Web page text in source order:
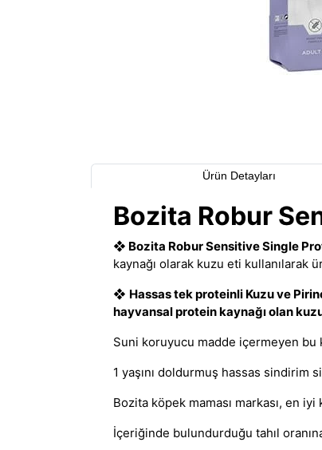
Ürün Detayları
Bozita Robur
❖ Bozita Robur Sensitive Single
kaynağı olarak kuzu eti kullanılarak
❖ Hassas tek proteinli Kuzu ve
hayvansal protein kaynağı olan
Suni koruyucu madde içermeyen bu
1 yaşını doldurmuş hassas
Bozita köpek maması markası, en iyi
İçeriğinde bulundurduğu tahıl